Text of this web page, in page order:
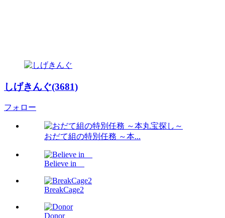
しげきんぐ(3681)
フォロー
おだて組の特別任務 ～本...
Believe in
BreakCage2
Donor